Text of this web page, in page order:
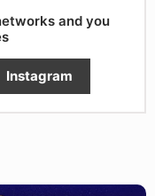
and you
Instagram